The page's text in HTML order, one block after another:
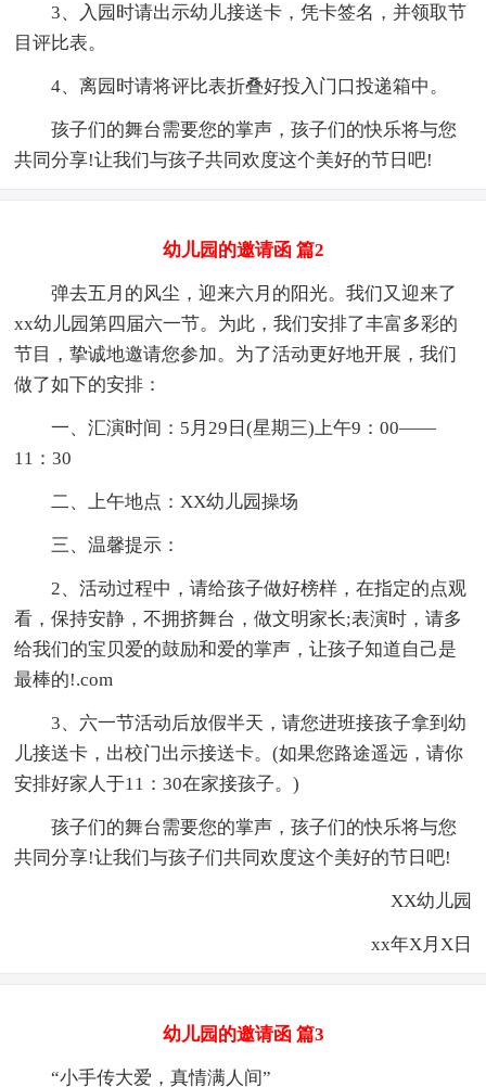
3、入园时请出示幼儿接送卡，凭卡签名，并领取节
目评比表。
4、离园时请将评比表折叠好投入门口投递箱中。
孩子们的舞台需要您的掌声，孩子们的快乐将与您
共同分享!让我们与孩子共同欢度这个美好的节日吧!
幼儿园的邀请函 篇2
弹去五月的风尘，迎来六月的阳光。我们又迎来了
xx幼儿园第四届六一节。为此，我们安排了丰富多彩的
节目，挚诚地邀请您参加。为了活动更好地开展，我们
做了如下的安排：
一、汇演时间：5月29日(星期三)上午9：00——
11：30
二、上午地点：XX幼儿园操场
三、温馨提示：
2、活动过程中，请给孩子做好榜样，在指定的点观
看，保持安静，不拥挤舞台，做文明家长;表演时，请多
给我们的宝贝爱的鼓励和爱的掌声，让孩子知道自己是
最棒的!.com
3、六一节活动后放假半天，请您进班接孩子拿到幼
儿接送卡，出校门出示接送卡。(如果您路途遥远，请你
安排好家人于11：30在家接孩子。)
孩子们的舞台需要您的掌声，孩子们的快乐将与您
共同分享!让我们与孩子们共同欢度这个美好的节日吧!
XX幼儿园
xx年X月X日
幼儿园的邀请函 篇3
“小手传大爱，真情满人间”